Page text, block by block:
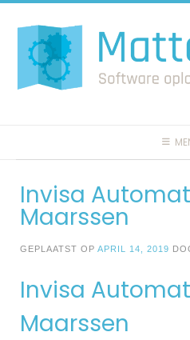
naar
inhoud
Invisa
Maarssen
GEPLAATST OP APRIL 14, 2019
Invisa
Maarssen